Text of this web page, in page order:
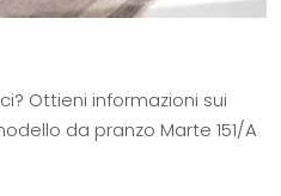
Ottieni informazioni sui
da pranzo Marte 151/A